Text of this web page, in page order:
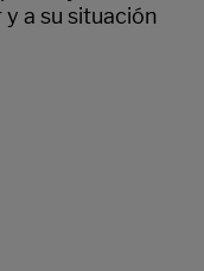
a su situación